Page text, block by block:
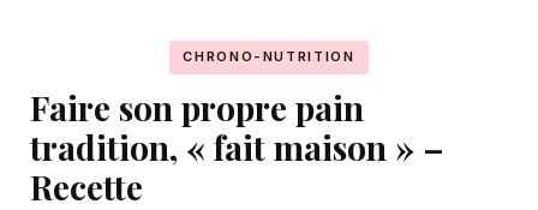
CHRONO-NUTRITION
Faire son propre pain
tradition, « fait maison » –
Recette